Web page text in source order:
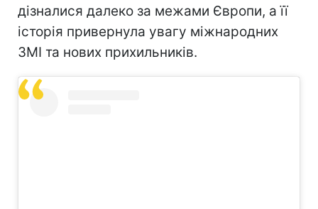
дізналися далеко за межами Європи, а її
історія привернула увагу міжнародних
ЗМІ та нових прихильників.